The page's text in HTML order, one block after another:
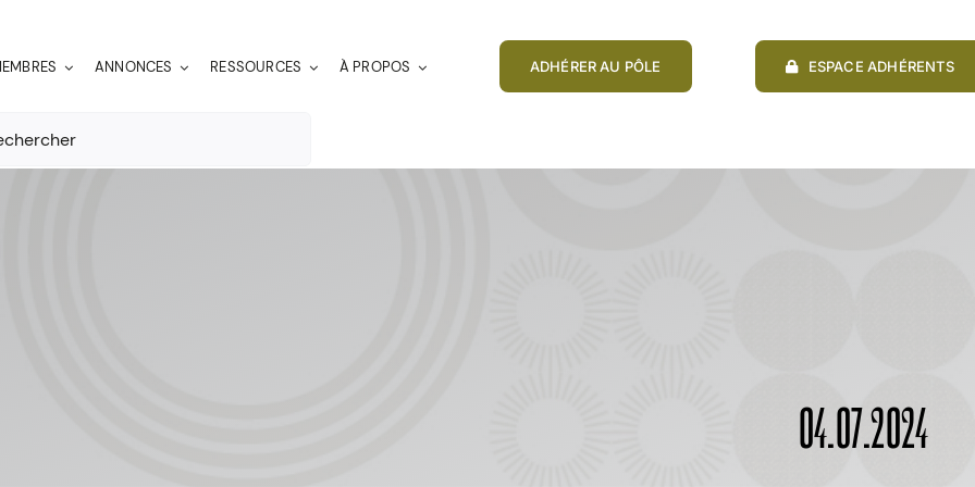
ANNONCES RESSOURCES À PROPOS ADHÉRER AU PÔLE ESPACE ADHÉRENTS
04.07.2024